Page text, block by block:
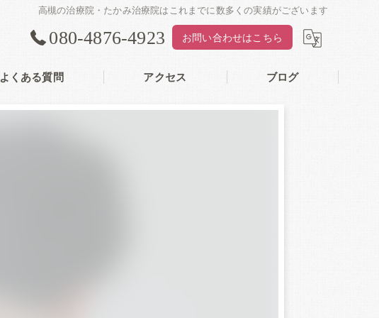
高槻の治療院・たかみ治療院はこれまでに数多くの実績がございます
080-4876-4923 お問い合わせはこちら
よくある質問 アクセス ブログ